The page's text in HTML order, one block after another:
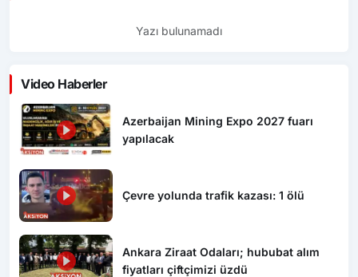
Yazı bulunamadı
Video Haberler
Azerbaijan Mining Expo 2027 fuarı
yapılacak
Çevre yolunda trafik kazası: 1 ölü
Ankara Ziraat Odaları; hububat alım
fiyatları çiftçimizi üzdü